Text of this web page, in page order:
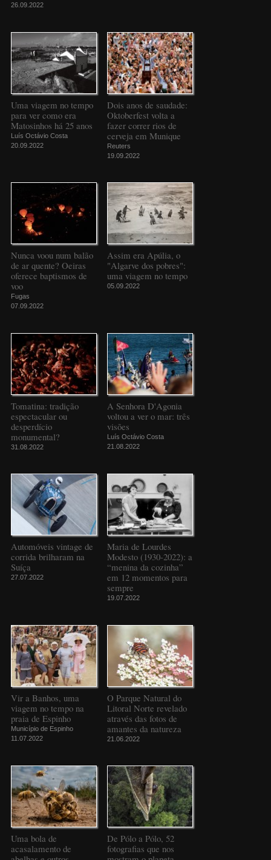
26.09.2022
Uma viagem no tempo
para ver como era
Matosinhos há 25 anos
Luís Octávio Costa
20.09.2022
Dois anos de saudade:
Oktoberfest volta a
fazer correr rios de
cerveja em Munique
Reuters
19.09.2022
Nunca voou num balão
de ar quente? Oeiras
oferece baptismos de
voo
Fugas
07.09.2022
Assim era Apúlia, o
"Algarve dos pobres":
uma viagem no tempo
05.09.2022
Tomatina: tradição
espectacular ou
desperdício
monumental?
31.08.2022
A Senhora D'Agonia
voltou a ver o mar: três
visões
Luís Octávio Costa
21.08.2022
Automóveis vintage de
corrida brilharam na
Suíça
27.07.2022
Maria de Lourdes
Modesto (1930-2022): a
“menina da cozinha”
em 12 momentos para
sempre
19.07.2022
Vir a Banhos, uma
viagem no tempo na
praia de Espinho
Município de Espinho
11.07.2022
O Parque Natural do
Litoral Norte revelado
através das fotos de
amantes da natureza
21.06.2022
Uma bola de
acasalamento de
De Pólo a Pólo, 52
fotografias que nos